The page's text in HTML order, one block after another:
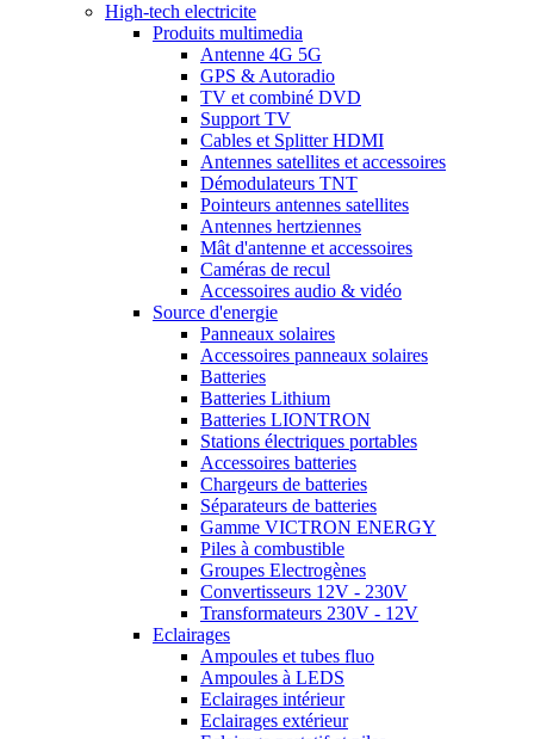
High-tech electricite
Produits multimedia
Antenne 4G 5G
GPS & Autoradio
TV et combiné DVD
Support TV
Cables et Splitter HDMI
Antennes satellites et accessoires
Démodulateurs TNT
Pointeurs antennes satellites
Antennes hertziennes
Mât d'antenne et accessoires
Caméras de recul
Accessoires audio & vidéo
Source d'energie
Panneaux solaires
Accessoires panneaux solaires
Batteries
Batteries Lithium
Batteries LIONTRON
Stations électriques portables
Accessoires batteries
Chargeurs de batteries
Séparateurs de batteries
Gamme VICTRON ENERGY
Piles à combustible
Groupes Electrogènes
Convertisseurs 12V - 230V
Transformateurs 230V - 12V
Eclairages
Ampoules et tubes fluo
Ampoules à LEDS
Eclairages intérieur
Eclairages extérieur